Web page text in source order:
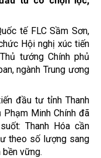
tế FLC Sầm Sơn,
Hội nghị xúc tiến
tướng Chính phủ
ngành Trung ương
đầu tư tỉnh Thanh
Phạm Minh Chính đã
Thanh Hóa cần
theo số lượng sang
vững.